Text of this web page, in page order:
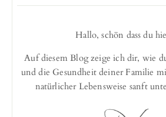
Hallo, schön dass du
Auf diesem Blog zeige ich dir, wie
und die Gesundheit deiner Familie
natürlicher Lebensweise sanft